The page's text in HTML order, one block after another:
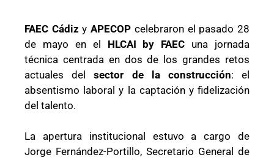
FAEC Cádiz yAPECOP celebraron el pasado 28
de mayo en el HLCAI by FAEC una jornada
técnica centrada en dos de los grandes retos
actuales delsector de la construcción: el
absentismo laboral y la captación y fidelización
del talento.
La apertura institucional estuvo a cargo de
Jorge Fernández-Portillo, Secretario General de